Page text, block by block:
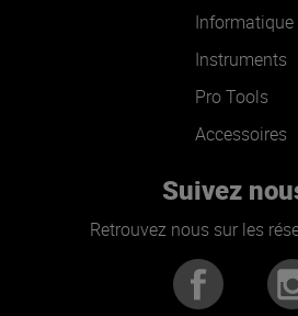
Informatique
Instruments
Pro Tools
Accessoires
Suivez
Retrouvez nous sur les